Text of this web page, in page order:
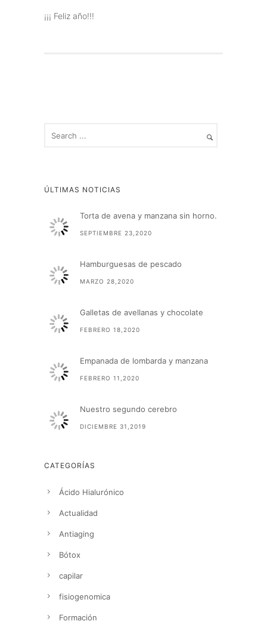
¡¡¡ Feliz año!!!
ÚLTIMAS NOTICIAS
Torta de avena y manzana sin horno.
SEPTIEMBRE 23,2020
Hamburguesas de pescado
MARZO 28,2020
Galletas de avellanas y chocolate
FEBRERO 18,2020
Empanada de lombarda y manzana
FEBRERO 11,2020
Nuestro segundo cerebro
DICIEMBRE 31,2019
CATEGORÍAS
Ácido Hialurónico
Actualidad
Antiaging
Bótox
capilar
fisiogenomica
Formación